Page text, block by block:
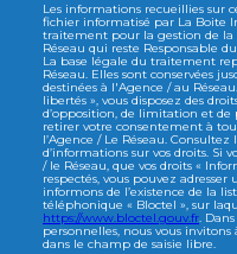
Les informations recueillies sur
fichier informatisé par La Boite
traitement pour la gestion de la
Réseau qui reste Responsable
La base légale du traitement
Réseau. Elles sont conservées
destinées à l'Agence / au
libertés », vous disposez des
d’opposition, de limitation et de
retirer votre consentement à
l’Agence / Le Réseau. Consultez
d’informations sur vos droits. Si
/ le Réseau, que vos droits «
respectés, vous pouvez
informons de l’existence de la
téléphonique « Bloctel », sur
https://www.bloctel.gouv.fr.
personnelles, nous vous
dans le champ de saisie libre.